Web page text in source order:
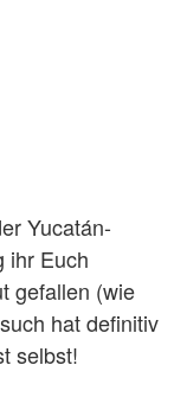
Yucatán-
ihr Euch
gefallen (wie
hat definitiv
selbst!